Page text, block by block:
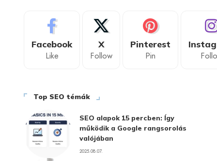
Facebook
Like
X
Follow
Pinterest
Pin
Top SEO témák
SEO alapok 15 percben: Így
működik a Google rangsorolás
valójában
2025.08.07.